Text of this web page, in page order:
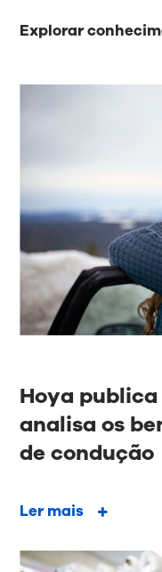
Explorar
Hoya
analisa os
de condução
Ler mais